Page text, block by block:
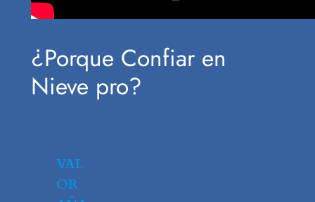
¿Porque Confiar en
Nieve pro?
VAL
OR